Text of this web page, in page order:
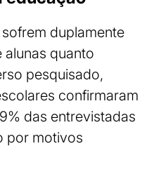
duplamente
alunas quanto
pesquisado,
confirmaram
das entrevistadas
por motivos